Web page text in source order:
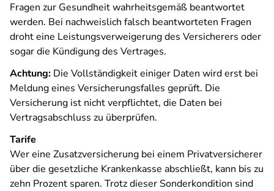
Fragen zur Gesundheit wahrheitsgemäß beantwortet
werden. Bei nachweislich falsch beantworteten Fragen
droht eine Leistungsverweigerung des Versicherers oder
sogar die Kündigung des Vertrages.
Achtung: Die Vollständigkeit einiger Daten wird erst bei
Meldung eines Versicherungsfalles geprüft. Die
Versicherung ist nicht verpflichtet, die Daten bei
Vertragsabschluss zu überprüfen.
Tarife
Wer eine Zusatzversicherung bei einem Privatversicherer
über die gesetzliche Krankenkasse abschließt, kann bis zu
zehn Prozent sparen. Trotz dieser Sonderkondition sind